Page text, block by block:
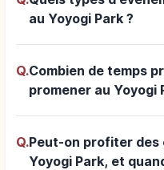
au Yoyogi Park ?
Q.Combien de temps
promener au Yoyogi
Q.Peut-on profiter des
Yoyogi Park, et